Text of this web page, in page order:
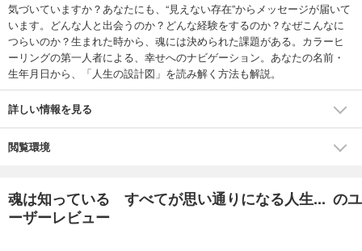
気づいていますか？あなたにも、“見えない存在”からメッセージが届いて
います。どんな人と出会うのか？どんな経験をするのか？なぜこんなに
つらいのか？生まれた時から、魂には決められた課題がある。カラーヒ
ーリングの第一人者による、幸せへのナビゲーション。あなたの名前・
生年月日から、「人生の設計図」を読み解く方法も解説。
詳しい情報を見る
閲覧環境
魂は知っている すべてが思い通りになる人生... のユ
ーザーレビュー